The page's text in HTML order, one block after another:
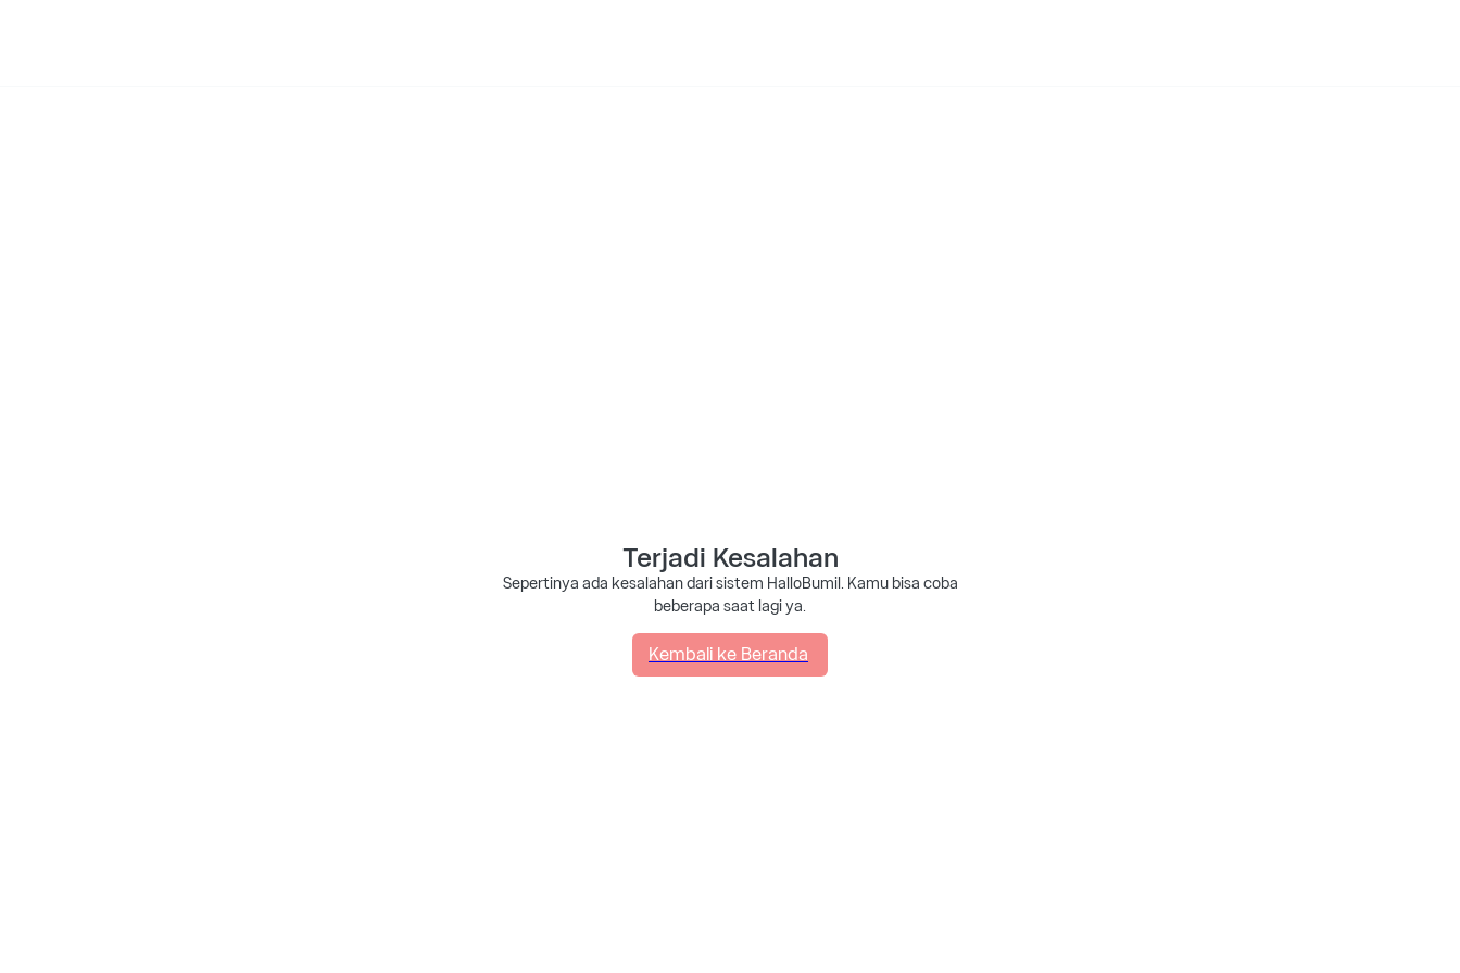
Terjadi Kesalahan
Sepertinya ada kesalahan dari sistem HalloBumil. Kamu bisa coba
beberapa saat lagi ya.
Kembali ke Beranda